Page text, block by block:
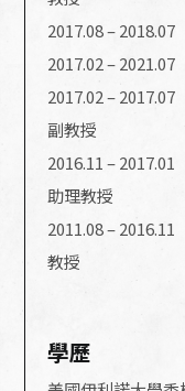
2017.08 –
2017.02 –
2017.02 –
副教授
2016.11 –
助理教授
2011.08 –
教授
學歷